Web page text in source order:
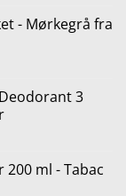
- Mørkegrå fra
3
200 ml - Tabac